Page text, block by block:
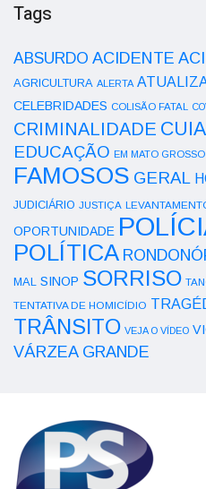
Tags
ABSURDO ACIDENTE
AGRICULTURA ALERTA
CELEBRIDADES COLISÃO FATAL
CRIMINALIDADE
EDUCAÇÃO EM MATO GROSSO
FAMOSOS GERAL
JUDICIÁRIO JUSTIÇA
OPORTUNIDADE
POLÍTICA
MAL SINOP SORRISO
TENTATIVA DE HOMICÍDIO
TRÂNSITO VEJA O VÍDEO
VÁRZEA GRANDE